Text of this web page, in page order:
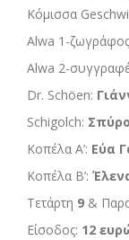
Κόμισσα
Alwa 1-
Alwa 2-
Dr. Schöen:
Schigolch:
Κοπέλα Α’: Εύα
Κοπέλα Β’:
Tετάρτη 9 &
Είσοδος: 12